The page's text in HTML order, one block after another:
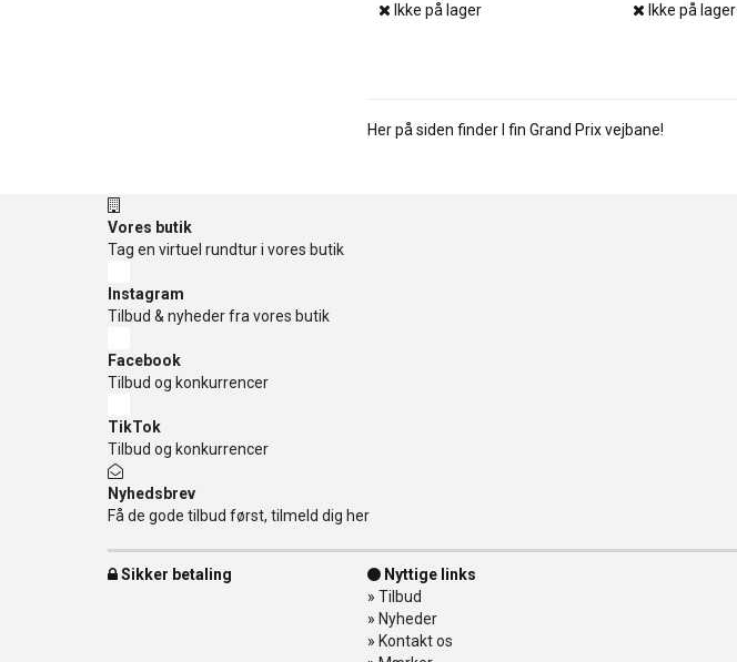
Ikke på lager
Ikke på lager
Her på siden finder I fin Grand Prix vejbane!
Vores butik
Tag en virtuel rundtur i vores butik
Instagram
Tilbud & nyheder fra vores butik
Facebook
Tilbud og konkurrencer
TikTok
Tilbud og konkurrencer
Nyhedsbrev
Få de gode tilbud først, tilmeld dig her
Sikker betaling
Nyttige links
» Tilbud
» Nyheder
» Kontakt os